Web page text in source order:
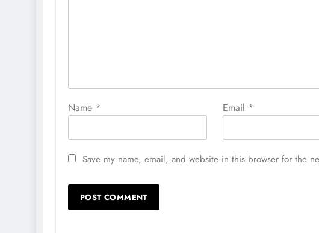
Name * Email *
Save my name, email, and website in this browser for the